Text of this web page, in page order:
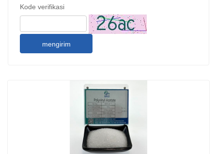
Kode verifikasi
mengirim